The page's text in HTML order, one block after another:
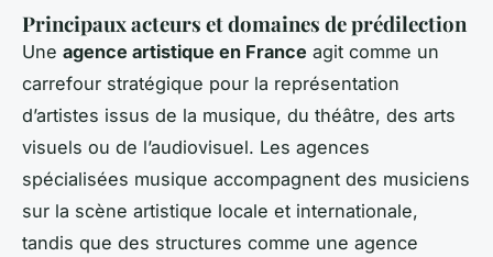
Principaux acteurs et domaines de prédilection
Une agence artistique en France agit comme un
carrefour stratégique pour la représentation
d’artistes issus de la musique, du théâtre, des arts
visuels ou de l’audiovisuel. Les agences
spécialisées musique accompagnent des musiciens
sur la scène artistique locale et internationale,
tandis que des structures comme une agence